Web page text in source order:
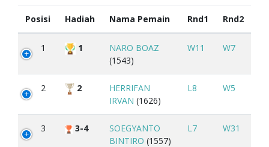
Posisi Hadiah Nama Pemain Rnd1 Rnd2
1 1
NARO BOAZ
(1543)
W11 W7
2 2
HERRIFAN
IRVAN (1626)
L8 W5
3 3-4
SOEGYANTO
BINTIRO (1557)
L7 W31